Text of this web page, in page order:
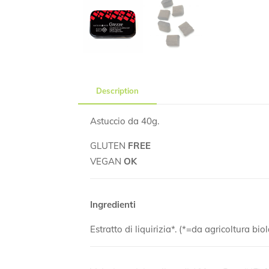
Description
Astuccio da 40g.
GLUTEN FREE
VEGANOK
Ingredienti
Estratto di liquirizia*. (*=da agricoltura